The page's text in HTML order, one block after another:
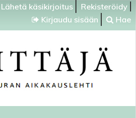
Lähetä käsikirjoitus
Rekisteröidy
Kirjaudu sisään
Hae